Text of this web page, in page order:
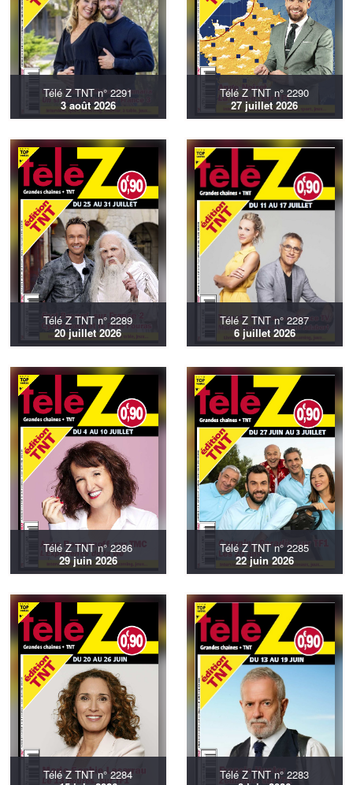
Télé Z TNT n° 2291
3 août 2026
Télé Z TNT n° 2290
27 juillet 2026
Télé Z TNT n° 2289
20 juillet 2026
Télé Z TNT n° 2287
6 juillet 2026
Télé Z TNT n° 2286
29 juin 2026
Télé Z TNT n° 2285
22 juin 2026
Télé Z TNT n° 2284
Télé Z TNT n° 2283